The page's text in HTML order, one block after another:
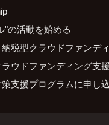
"の活動を始める
税型クラウドファンデ
ウドファンディング支
支援プログラムに申し